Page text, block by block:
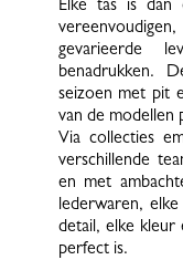
gevarieerde
benadrukken.
seizoen met pit
van de modellen
Via collecties
verschillende
en met
lederwaren,
detail, elke kleur
perfect is.